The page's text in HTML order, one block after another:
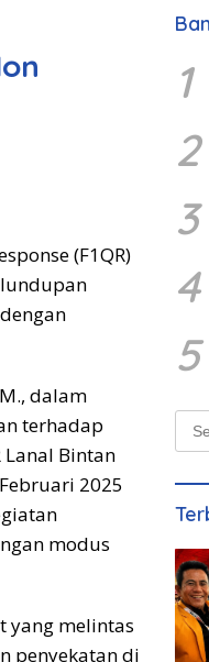
(F1QR)
dalam
terhadap
Bintan
2025
modus
yang melintas
penyekatan di
1
2
3
4
5
for: